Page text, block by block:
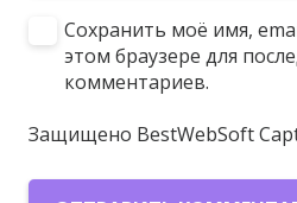
Сохранить моё имя,
этом браузере для
комментариев.
Защищено BestWebSoft